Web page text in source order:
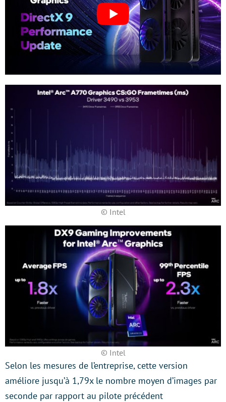
© Intel
© Intel
Selon les mesures de l’entreprise, cette version
améliore jusqu’à 1,79x le nombre moyen d’images par
seconde par rapport au pilote précédent